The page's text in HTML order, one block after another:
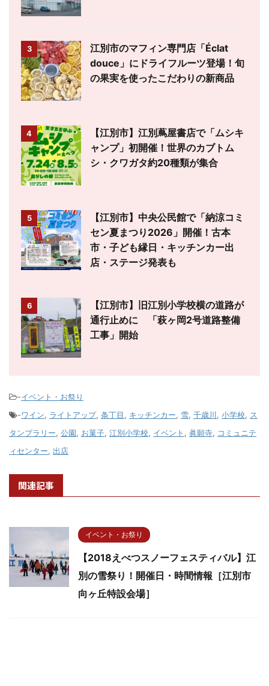
3
江別市のマフィン専門店「Éclat
douce」にドライフルーツ登場！旬
の果実を使ったこだわりの新商品
4
【江別市】江別蔦屋書店で「ムシキ
ャンプ」初開催！世界のカブトム
シ・クワガタ約20種類が集合
5
【江別市】中央公民館で「納涼コミ
セン夏まつり2026」開催！古本
市・子ども縁日・キッチンカー出
店・ステージ発表も
6
【江別市】旧江別小学校横の道路が
通行止めに 「萩ヶ岡2号道路整備
工事」開始
-イベント・お祭り
-ワイン, ライトアップ, 条丁目, キッチンカー, 雪, 千歳川, 小学校, ス
タンプラリー, 公園, お菓子, 江別小学校, イベント , 眞願寺, コミュニテ
ィセンター, 出店
関連記事
イベント・お祭り
【2018えべつスノーフェスティバル】江
別の雪祭り！開催日・時間情報［江別市
向ヶ丘特設会場］